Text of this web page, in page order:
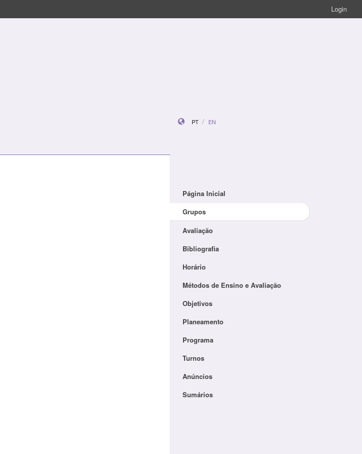
Login
PT EN
Página Inicial
Grupos
Avaliação
Bibliografia
Horário
Métodos de Ensino e Avaliação
Objetivos
Planeamento
Programa
Turnos
Anúncios
Sumários